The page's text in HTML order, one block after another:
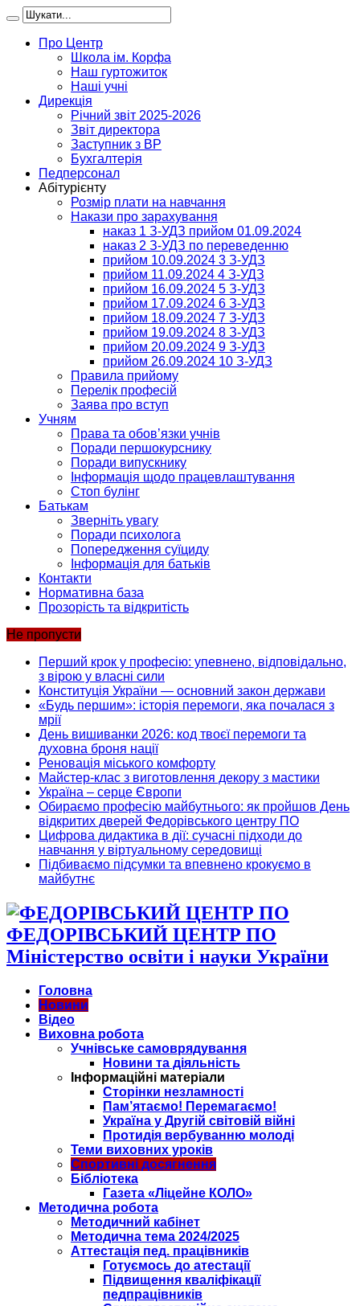
Про Центр
Школа ім. Корфа
Наш гуртожиток
Наші учні
Дирекція
Річний звіт 2025-2026
Звіт директора
Заступник з ВР
Бухгалтерія
Педперсонал
Абітурієнту
Розмір плати на навчання
Накази про зарахування
наказ 1 З-УДЗ прийом 01.09.2024
наказ 2 З-УДЗ по переведенню
прийом 10.09.2024 3 З-УДЗ
прийом 11.09.2024 4 З-УДЗ
прийом 16.09.2024 5 З-УДЗ
прийом 17.09.2024 6 З-УДЗ
прийом 18.09.2024 7 З-УДЗ
прийом 19.09.2024 8 З-УДЗ
прийом 20.09.2024 9 З-УДЗ
прийом 26.09.2024 10 З-УДЗ
Правила прийому
Перелік професій
Заява про вступ
Учням
Права та обов’язки учнів
Поради першокурснику
Поради випускнику
Інформація щодо працевлаштування
Стоп булінг
Батькам
Зверніть увагу
Поради психолога
Попередження суїциду
Інформація для батьків
Контакти
Нормативна база
Прозорість та відкритість
Не пропусти
Перший крок у професію: упевнено, відповідально,
з вірою у власні сили
Конституція України — основний закон держави
«Будь першим»: історія перемоги, яка почалася з
мрії
День вишиванки 2026: код твоєї перемоги та
духовна броня нації
Реновація міського комфорту
Майстер-клас з виготовлення декору з мастики
Україна – серце Європи
Обираємо професію майбутнього: як пройшов День
відкритих дверей Федорівського центру ПО
Цифрова дидактика в дії: сучасні підходи до
навчання у віртуальному середовищі
Підбиваємо підсумки та впевнено крокуємо в
майбутнє
ФЕДОРІВСЬКИЙ ЦЕНТР ПО
Міністерство освіти і науки України
Головна
Новини
Відео
Виховна робота
Учнівське самоврядування
Новини та діяльність
Інформаційні матеріали
Сторінки незламності
Пам’ятаємо! Перемагаємо!
Україна у Другій світовій війні
Протидія вербуванню молоді
Теми виховних уроків
Спортивні досягнення
Бібліотека
Газета «Ліцейне КОЛО»
Методична робота
Методичний кабінет
Методична тема 2024/2025
Аттестація пед. працівників
Готуємось до атестації
Підвищення кваліфікації
педпрацівників